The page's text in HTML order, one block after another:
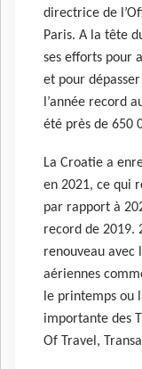
directrice de
Paris. A la tête
ses efforts pour
et pour
l’année record
été près de 650
La Croatie a
en 2021, ce qui
par rapport à
record de 2019.
renouveau avec
aériennes
le printemps ou
importante des
Of Travel,